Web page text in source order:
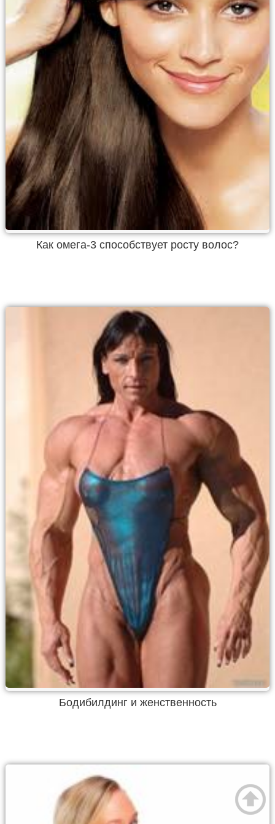
Как омега-3 способствует росту волос?
Бодибилдинг и женственность